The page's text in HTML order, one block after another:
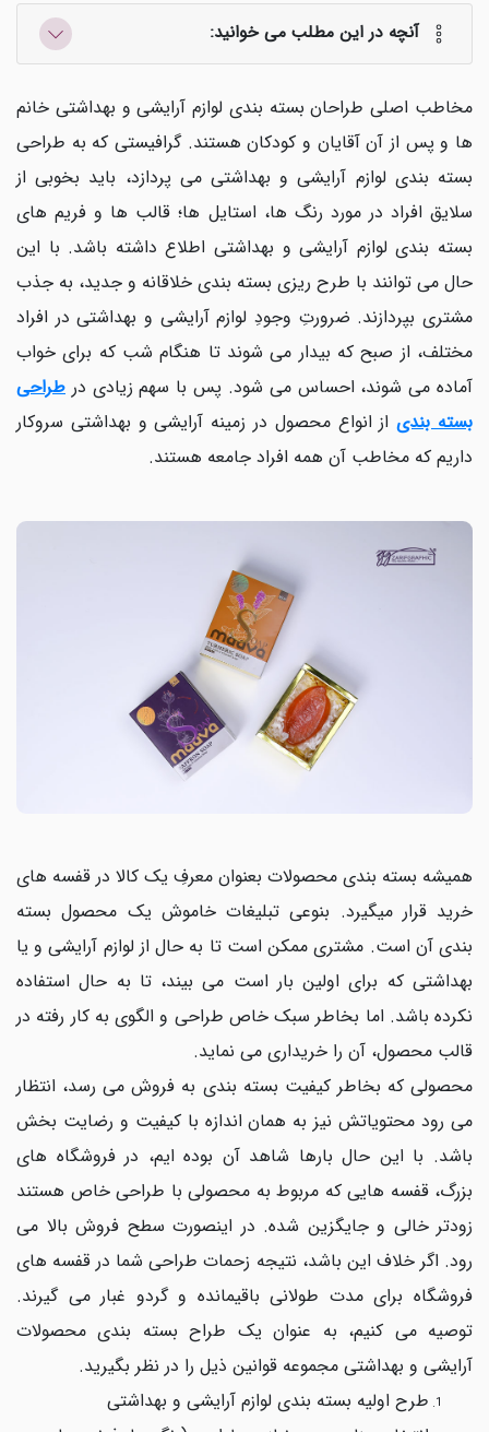
آنچه در این مطلب می خوانید:
مخاطب اصلی طراحان بسته بندی لوازم آرایشی و بهداشتی خانم
ها و پس از آن آقایان و کودکان هستند. گرافیستی که به طراحی
بسته بندی لوازم آرایشی و بهداشتی می پردازد، باید بخوبی از
سلایق افراد در مورد رنگ ها، استایل ها؛ قالب ها و فریم های
بسته بندی لوازم آرایشی و بهداشتی اطلاع داشته باشد. با این
حال می توانند با طرح ریزی بسته بندی خلاقانه و جدید، به جذب
مشتری بپردازند. ضرورتِ وجودِ لوازم آرایشی و بهداشتی در افراد
مختلف، از صبح که بیدار می شوند تا هنگام شب که برای خواب
آماده می شوند، احساس می شود. پس با سهم زیادی در طراحی
بسته بندیاز انواع محصول در زمینه آرایشی و بهداشتی سروکار
داریم که مخاطب آن همه افراد جامعه هستند.
همیشه بسته بندی محصولات بعنوان معرفِ یک کالا در قفسه های
خرید قرار میگیرد. بنوعی تبلیغات خاموش یک محصول بسته
بندی آن است. مشتری ممکن است تا به حال از لوازم آرایشی و یا
بهداشتی که برای اولین بار است می بیند، تا به حال استفاده
نکرده باشد. اما بخاطر سبک خاص طراحی و الگوی به کار رفته در
قالب محصول، آن را خریداری می نماید.
محصولی که بخاطر کیفیت بسته بندی به فروش می رسد، انتظار
می رود محتویاتش نیز به همان اندازه با کیفیت و رضایت بخش
باشد. با این حال بارها شاهد آن بوده ایم، در فروشگاه های
بزرگ، قفسه هایی که مربوط به محصولی با طراحی خاص هستند
زودتر خالی و جایگزین شده. در اینصورت سطح فروش بالا می
رود. اگر خلاف این باشد، نتیجه زحمات طراحی شما در قفسه های
فروشگاه برای مدت طولانی باقیمانده و گردو غبار می گیرند.
توصیه می کنیم، به عنوان یک طراح بسته بندی محصولات
آرایشی و بهداشتی مجموعه قوانین ذیل را در نظر بگیرید.
طرح اولیه بسته بندی لوازم آرایشی و بهداشتی